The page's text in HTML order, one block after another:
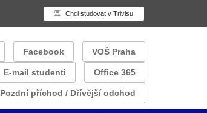
Chci studovat v Trivisu
Facebook VOŠ Praha
E-mail studenti Office 365
Pozdní příchod / Dřívější odchod